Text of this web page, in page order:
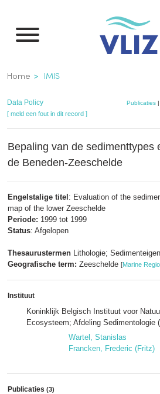
naar
inhoud
gaan
Kruimelpad
Home IMIS
Data Policy Publicaties|
[ meld een fout in dit record ]
Bepaling van de sedimenttypes
de Beneden-Zeeschelde
Engelstalige titel : Evaluation of the
map of the lower Zeeschelde
Periode: 1999 tot 1999
Status: Afgelopen
Thesaurustermen Lithologie;
Geografische term: Zeeschelde [Marine
Instituut
Koninklijk Belgisch Instituut voor
Ecosysteem; Afdeling Sedimentologie
Wartel, Stanislas
Francken, Frederic (Fritz)
Publicaties (3)